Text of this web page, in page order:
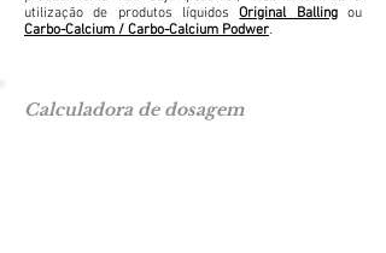
utilização de produtos líquidosOriginal Ballingou
Carbo-Calcium / Carbo-Calcium Podwer.
Calculadora de dosagem